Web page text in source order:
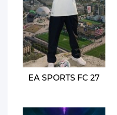
EA SPORTS FC 27